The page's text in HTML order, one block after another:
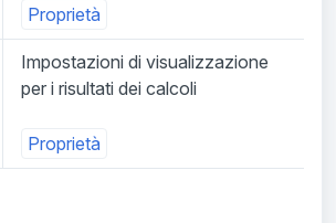
Proprietà
Impostazioni di visualizzazione
per i risultati dei calcoli
Proprietà